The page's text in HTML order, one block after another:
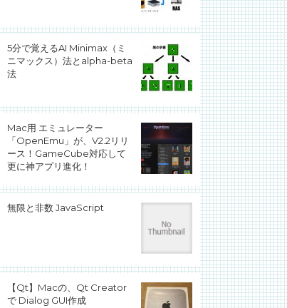
5分で覚えるAI Minimax（ミ
ニマックス）法とalpha-beta
法
Mac用 エミュレーター
「OpenEmu」が、V2.2リリ
ース！GameCube対応して
更に神アプリ進化！
無限と非数 JavaScript
【Qt】Macの、Qt Creator
で Dialog GUI作成